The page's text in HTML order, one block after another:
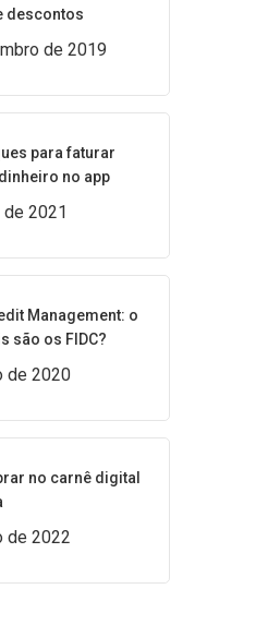
descontos
de 2019
para faturar
no app
2021
Management: o
são os FIDC?
de 2020
no carnê digital
de 2022